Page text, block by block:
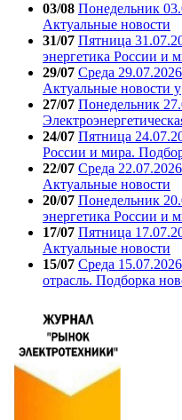
03/08 Понедельник
Актуальные новости
31/07 Пятница
энергетика России и
29/07 Среда
Актуальные новости у
27/07 Понедельник
24/07 Пятница
России и мира.
22/07 Среда
Актуальные новости
20/07 Понедельник
энергетика России и
17/07 Пятница
Актуальные новости
15/07 Среда
отрасль. Подборка